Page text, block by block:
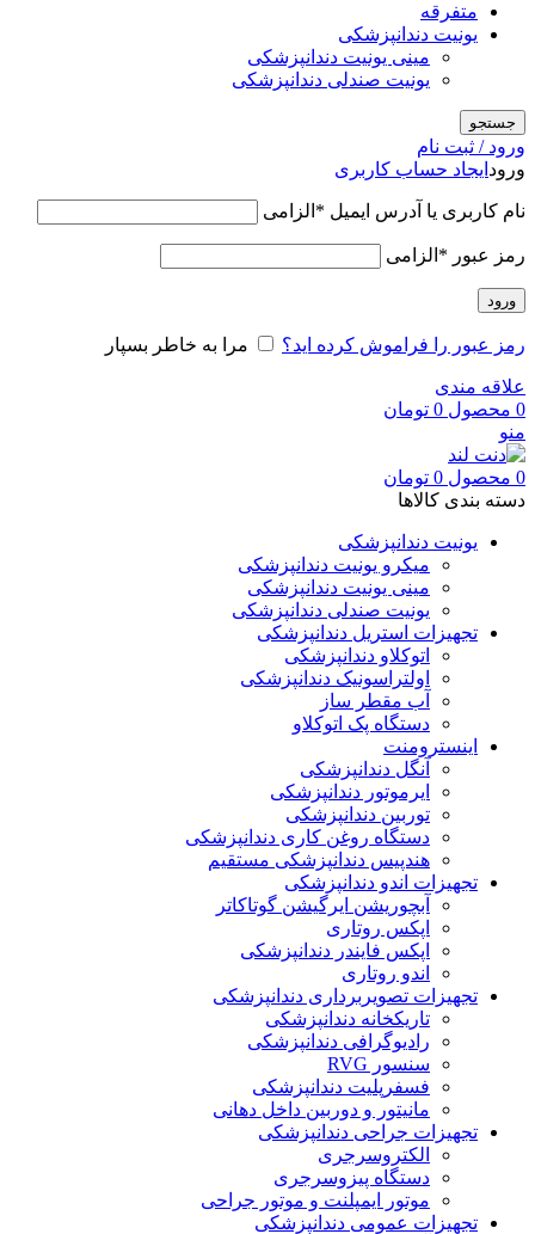
متفرقه
یونیت دندانپزشکی
مینی یونیت دندانپزشکی
یونیت صندلی دندانپزشکی
جستجو
ورود / ثبت نام
ورود ایجاد حساب کاربری
نام کاربری یا آدرس ایمیل * الزامی
رمز عبور * الزامی
ورود
رمز عبور را فراموش کرده اید؟ مرا به خاطر بسپار
علاقه مندی
0 محصول 0 تومان
منو
0 محصول 0 تومان
دسته بندی کالاها
یونیت دندانپزشکی
میکرو یونیت دندانپزشکی
مینی یونیت دندانپزشکی
یونیت صندلی دندانپزشکی
تجهیزات استریل دندانپزشکی
اتوکلاو دندانپزشکی
اولتراسونیک دندانپزشکی
آب مقطر ساز
دستگاه پک اتوکلاو
اینسترومنت
آنگل دندانپزشکی
ایرموتور دندانپزشکی
توربین دندانپزشکی
دستگاه روغن کاری دندانپزشکی
هندپیس دندانپزشکی مستقیم
تجهیزات اندو دندانپزشکی
آبچوریشن ایرگیشن گوتاکاتر
اپکس روتاری
اپکس فایندر دندانپزشکی
اندو روتاری
تجهیزات تصویربرداری دندانپزشکی
تاریکخانه دندانپزشکی
رادیوگرافی دندانپزشکی
سنسور RVG
فسفرپلیت دندانپزشکی
مانیتور و دوربین داخل دهانی
تجهیزات جراحی دندانپزشکی
الکتروسرجری
دستگاه پیزوسرجری
موتور ایمپلنت و موتور جراحی
تجهیزات عمومی دندانپزشکی